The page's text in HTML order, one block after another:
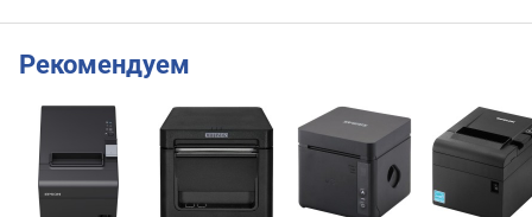
Рекомендуем